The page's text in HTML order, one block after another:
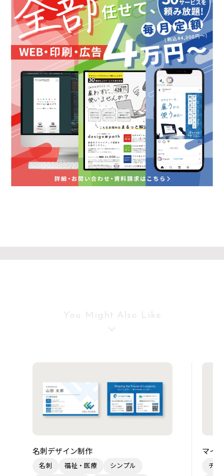
You Might Also Like
名刺デザイン制作
名刺 福祉・医療 シンプル
マイ
チラ